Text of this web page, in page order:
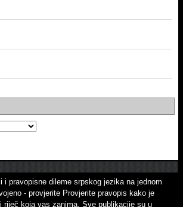
i pravopisne dileme srpskog jezika na jednom
- provjerite Provjerite pravopis kako je
riječ koja vas zanima. Sve publikacije su u